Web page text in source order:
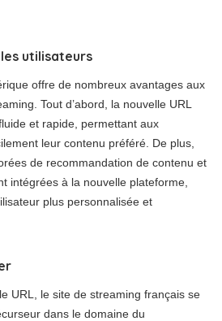
utilisateurs
offre de nombreux avantages aux
Tout d’abord, la nouvelle URL
et rapide, permettant aux
leur contenu préféré. De plus,
de recommandation de contenu et
intégrées à la nouvelle plateforme,
plus personnalisée et
URL, le site de streaming français se
dans le domaine du